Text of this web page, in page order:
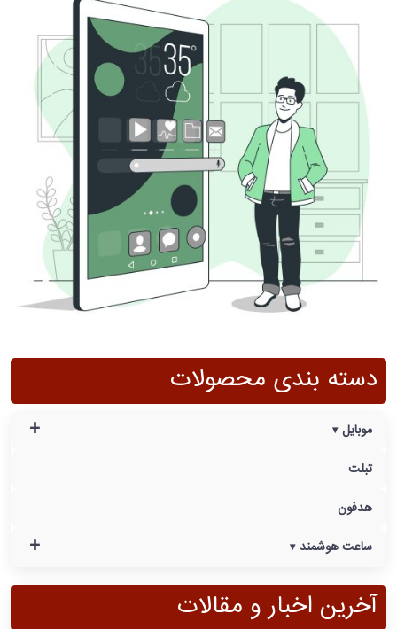
دسته بندی محصولات
+
موبایل
تبلت
هدفون
+ ساعت هوشمند
آخرین اخبار و مقالات